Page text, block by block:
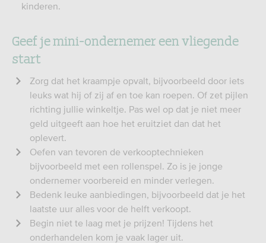
kinderen.
Geef je mini-ondernemer een vliegende
start
Zorg dat het kraampje opvalt, bijvoorbeeld door iets
leuks wat hij of zij af en toe kan roepen. Of zet pijlen
richting jullie winkeltje. Pas wel op dat je niet meer
geld uitgeeft aan hoe het eruitziet dan dat het
oplevert.
Oefen van tevoren de verkooptechnieken
bijvoorbeeld met een rollenspel. Zo is je jonge
ondernemer voorbereid en minder verlegen.
Bedenk leuke aanbiedingen, bijvoorbeeld dat je het
laatste uur alles voor de helft verkoopt.
Begin niet te laag met je prijzen! Tijdens het
onderhandelen kom je vaak lager uit.